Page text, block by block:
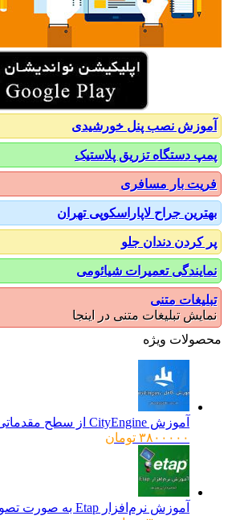
نصب پنل خورشیدی
دستگاه تزریق پلاستیک
بار مسافری
جراح لاپاراسکوپی تهران
دندان جلو
تعمیرات شیائومی
متنی
تبلیغات متنی در اینجا
ویژه
آموزش CityEngine از سطح مقدماتی تا پیشرفته
۳۸۰۰۰۰۰ تومان
آموزش نرم‌افزار Etap به صورت تصویری